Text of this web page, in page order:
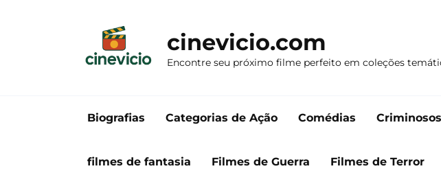
cinevicio.com
Encontre seu próximo filme perfeito em coleções
Biografias Categorias de Ação Comédias
filmes de fantasia Filmes de Guerra Filmes de Terror